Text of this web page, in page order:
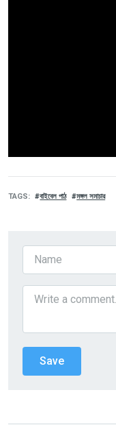
TAGS বাইবেল পাঠ মঙ্গল সমাচার